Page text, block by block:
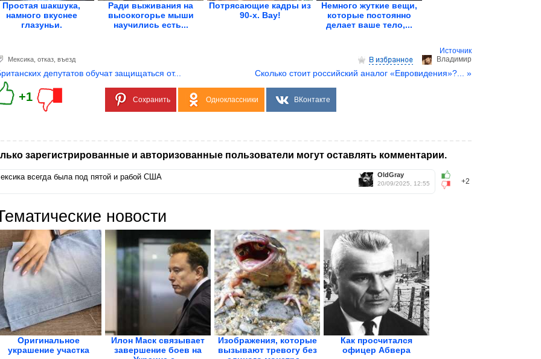
Простая шакшука,
намного вкуснее
глазуньи.
Ради выживания на
высокогорье мыши
научились есть...
Потрясающие кадры из
90-х. Вау!
Немного жуткие вещи,
которые постоянно
делает ваше тело,...
Источник
Владимир
Мексика отказ въезд
депутатов обучат защищаться от... Сколько стоит российский аналог «Евровидения»?... »
+1 Сохранить Одноклассники ВКонтакте
зарегистрированные и авторизованные пользователи могут оставлять комментарии.
+2
OldGray
20/09/2025, 12:55
всегда была под пятой и рабой США
новости
Оригинальное
украшение участка
Илон Маск связывает
завершение боев на
Изображения, которые
вызывают тревогу без
Как просчитался
офицер Абвера